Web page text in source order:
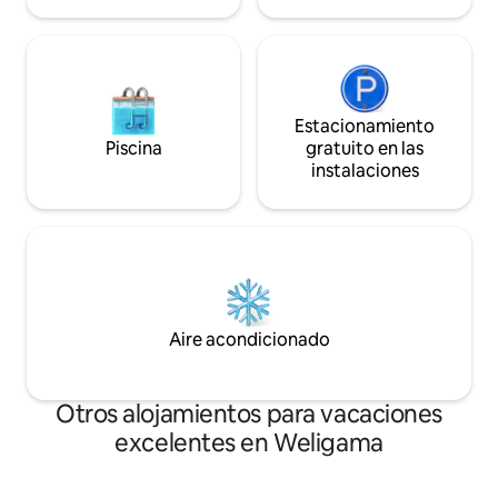
Piscina
Estacionamiento
gratuito en las
instalaciones
Aire acondicionado
Otros alojamientos para vacaciones
excelentes en Weligama